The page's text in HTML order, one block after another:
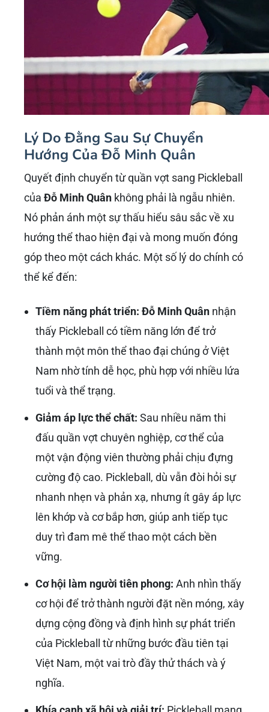
Lý Do Đằng Sau Sự Chuyển
Hướng Của Đỗ Minh Quân
Quyết định chuyển từ quần vợt sang Pickleball
của Đỗ Minh Quân không phải là ngẫu nhiên.
Nó phản ánh một sự thấu hiểu sâu sắc về xu
hướng thể thao hiện đại và mong muốn đóng
góp theo một cách khác. Một số lý do chính có
thể kể đến:
Tiềm năng phát triển: Đỗ Minh Quân nhận
thấy Pickleball có tiềm năng lớn để trở
thành một môn thể thao đại chúng ở Việt
Nam nhờ tính dễ học, phù hợp với nhiều lứa
tuổi và thể trạng.
Giảm áp lực thể chất: Sau nhiều năm thi
đấu quần vợt chuyên nghiệp, cơ thể của
một vận động viên thường phải chịu đựng
cường độ cao. Pickleball, dù vẫn đòi hỏi sự
nhanh nhẹn và phản xạ, nhưng ít gây áp lực
lên khớp và cơ bắp hơn, giúp anh tiếp tục
duy trì đam mê thể thao một cách bền
vững.
Cơ hội làm người tiên phong: Anh nhìn thấy
cơ hội để trở thành người đặt nền móng, xây
dựng cộng đồng và định hình sự phát triển
của Pickleball từ những bước đầu tiên tại
Việt Nam, một vai trò đầy thử thách và ý
nghĩa.